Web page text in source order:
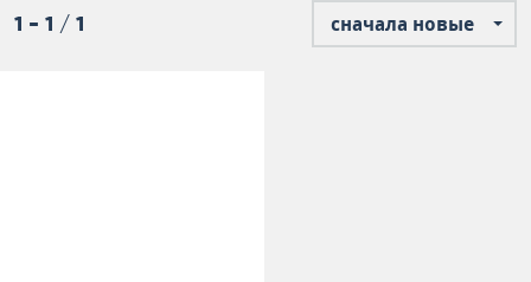
1 - 1 / 1 сначала новые